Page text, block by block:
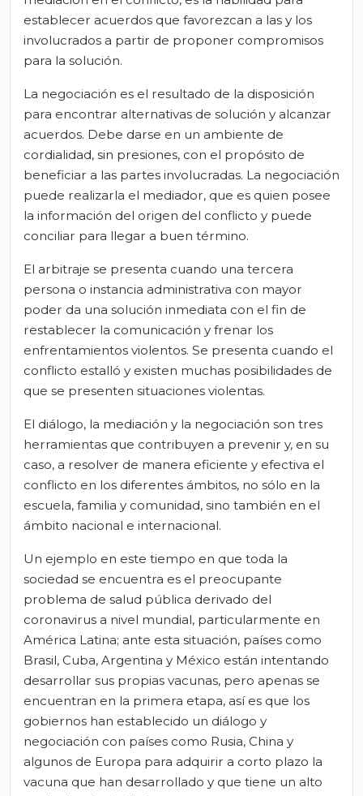
establecer acuerdos que favorezcan a las y los
involucrados a partir de proponer compromisos
para la solución.
La negociación es el resultado de la disposición
para encontrar alternativas de solución y alcanzar
acuerdos. Debe darse en un ambiente de
cordialidad, sin presiones, con el propósito de
beneficiar a las partes involucradas. La negociación
puede realizarla el mediador, que es quien posee
la información del origen del conflicto y puede
conciliar para llegar a buen término.
El arbitraje se presenta cuando una tercera
persona o instancia administrativa con mayor
poder da una solución inmediata con el fin de
restablecer la comunicación y frenar los
enfrentamientos violentos. Se presenta cuando el
conflicto estalló y existen muchas posibilidades de
que se presenten situaciones violentas.
El diálogo, la mediación y la negociación son tres
herramientas que contribuyen a prevenir y, en su
caso, a resolver de manera eficiente y efectiva el
conflicto en los diferentes ámbitos, no sólo en la
escuela, familia y comunidad, sino también en el
ámbito nacional e internacional.
Un ejemplo en este tiempo en que toda la
sociedad se encuentra es el preocupante
problema de salud pública derivado del
coronavirus a nivel mundial, particularmente en
América Latina; ante esta situación, países como
Brasil, Cuba, Argentina y México están intentando
desarrollar sus propias vacunas, pero apenas se
encuentran en la primera etapa, así es que los
gobiernos han establecido un diálogo y
negociación con países como Rusia, China y
algunos de Europa para adquirir a corto plazo la
vacuna que han desarrollado y que tiene un alto